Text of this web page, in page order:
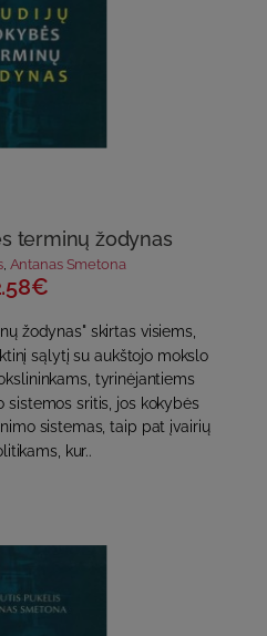
terminų žodynas
, Antanas Smetona
žodynas" skirtas visiems,
sąlytį su aukštojo mokslo
tyrinėjantiems
sistemos sritis, jos kokybės
sistemas, taip pat įvairių
kur..